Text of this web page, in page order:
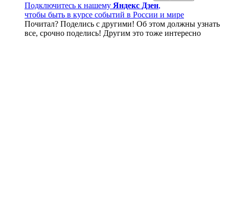
Подключитесь к нашему Яндекс Дзен,
чтобы быть в курсе событий в России и мире
Почитал? Поделись с другими! Об этом должны узнать
все, срочно поделись! Другим это тоже интересно